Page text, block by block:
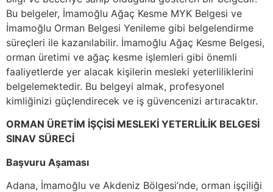
Bu belgeler, İmamoğlu Ağaç Kesme MYK Belgesi ve
İmamoğlu Orman Belgesi Yenileme gibi belgelendirme
süreçleri ile kazanılabilir. İmamoğlu Ağaç Kesme Belgesi,
orman üretimi ve ağaç kesme işlemleri gibi önemli
faaliyetlerde yer alacak kişilerin mesleki yeterliliklerini
belgelemektedir. Bu belgeyi almak, profesyonel
kimliğinizi güçlendirecek ve iş güvencenizi artıracaktır.
ORMAN ÜRETİM İŞÇİSİ MESLEKİ YETERLİLİK BELGESİ
SINAV SÜRECİ
Başvuru Aşaması
Adana, İmamoğlu ve Akdeniz Bölgesi’nde, orman işçiliği